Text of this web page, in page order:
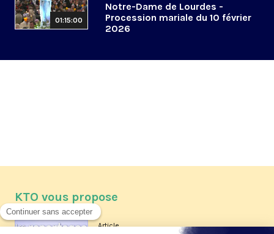
01:15:00
Notre-Dame de Lourdes -
Procession mariale du 10 février
2026
KTO vous propose
Article